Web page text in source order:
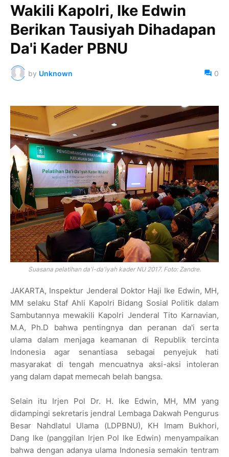
Wakili Kapolri, Ike Edwin
Berikan Tausiyah Dihadapan
Da'i Kader PBNU
by Unknown 0
Suasana pelatihan da'i-da'iyah kader NU 2017. Foto: Zandre.
JAKARTA, Inspektur Jenderal Doktor Haji Ike Edwin, MH,
MM selaku Staf Ahli Kapolri Bidang Sosial Politik dalam
Sambutannya mewakili Kapolri Jenderal Tito Karnavian,
M.A, Ph.D bahwa pentingnya dan peranan da'i serta
ulama dalam menjaga keamanan di Republik tercinta
Indonesia agar senantiasa sebagai penyejuk hati
masyarakat di tengah mencuatnya aksi-aksi intoleran
yang dalam dapat memecah belah bangsa.
Selain itu Irjen Pol Dr. H. Ike Edwin, MH, MM yang
didampingi sekretaris jendral Lembaga Dakwah Pengurus
Besar Nahdlatul Ulama (LDPBNU), KH Imam Bukhori,
Dang Ike (panggilan Irjen Pol Ike Edwin) menyampaikan
bahwa dengan adanya ulama Indonesia semakin tentram